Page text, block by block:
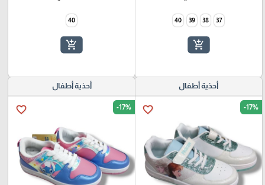
37
38
39
40
add_shopping_cart
40
add_shopping_cart
أحذية أطفال
favorite_border -17%
أحذية أطفال
favorite_border -17%